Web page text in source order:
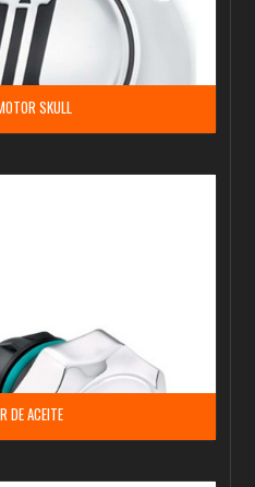
SKULL
DE ACEITE